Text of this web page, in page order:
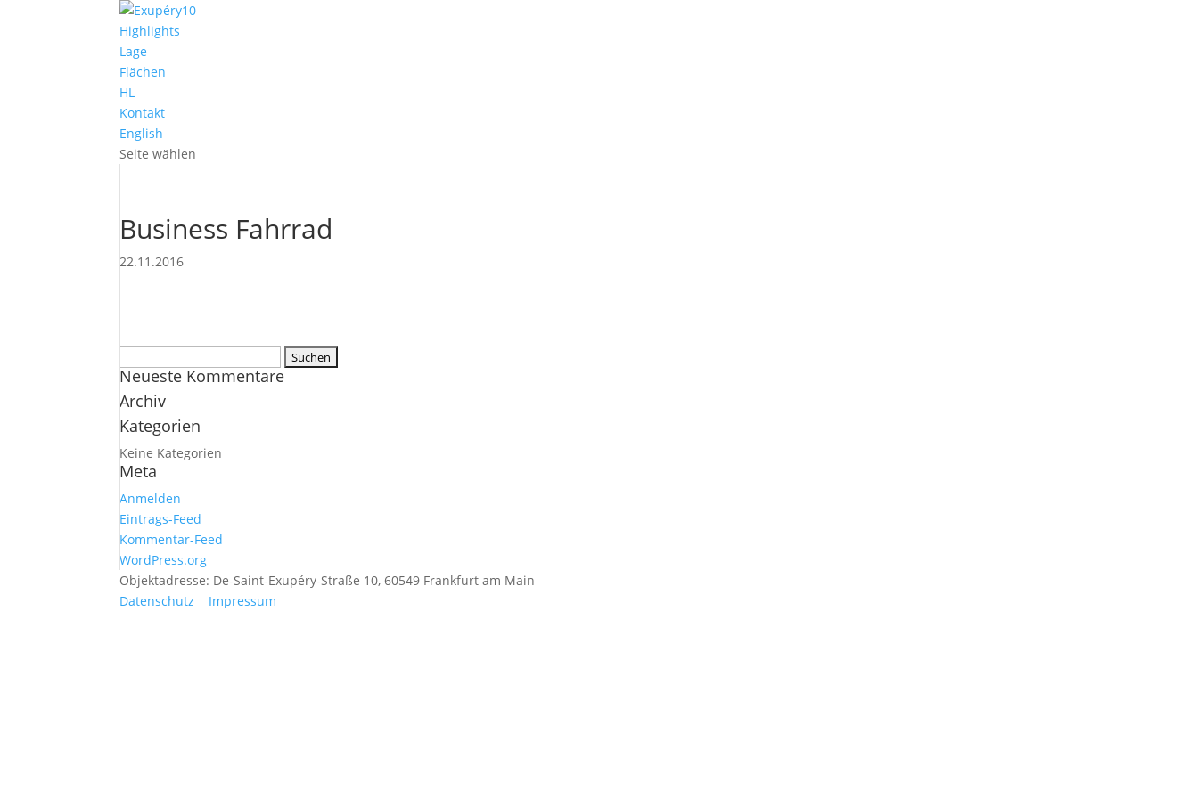
Highlights
Lage
Flächen
HL
Kontakt
English
Seite wählen
Business Fahrrad
22.11.2016
nach:
Neueste Kommentare
Archiv
Kategorien
Keine Kategorien
Meta
Anmelden
Eintrags-Feed
Kommentar-Feed
WordPress.org
Objektadresse: De-Saint-Exupéry-Straße 10, 60549 Frankfurt am Main
Datenschutz
Impressum